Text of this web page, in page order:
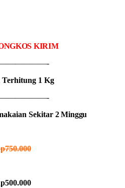
KIRIM
Terhitung 1 Kg
Sekitar 2 Minggu